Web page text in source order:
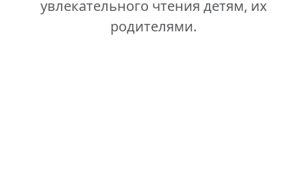
увлекательного чтения детям, их
родителями.